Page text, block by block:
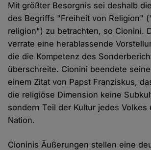
Mit größter Besorgnis sei deshalb
des Begriffs "Freiheit von Religion"
religion") zu betrachten, so Cionini.
verrate eine herablassende
die die Kompetenz des
überschreite. Cionini beendete
einem Zitat von Papst Franziskus,
die religiöse Dimension keine
sondern Teil der Kultur jedes Volkes
Nation.
Cioninis Äußerungen stellen eine